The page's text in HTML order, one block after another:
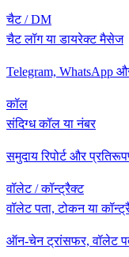
चैट / DM
चैट लॉग या डायरेक्ट मैसेज
Telegram, WhatsApp
कॉल
संदिग्ध कॉल या नंबर
समुदाय रिपोर्ट और
वॉलेट / कॉन्ट्रैक्ट
वॉलेट पता, टोकन या
ऑन-चेन ट्रांसफर, वॉलेट